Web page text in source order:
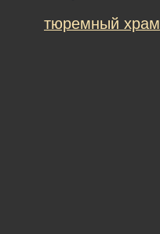
тюремный храм